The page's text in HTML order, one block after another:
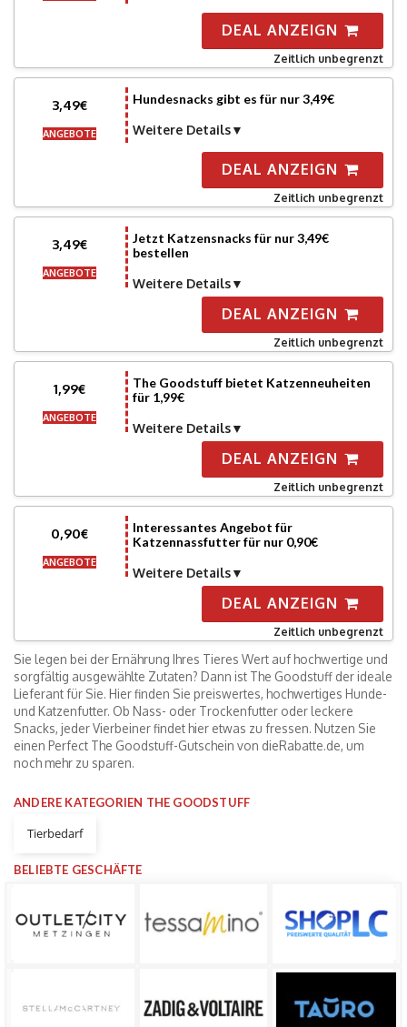
DEAL ANZEIGN
Zeitlich unbegrenzt
3,49€
ANGEBOTE
Hundesnacks gibt es für nur 3,49€
Weitere Details
DEAL ANZEIGN
Zeitlich unbegrenzt
3,49€
ANGEBOTE
Jetzt Katzensnacks für nur 3,49€
bestellen
Weitere Details
DEAL ANZEIGN
Zeitlich unbegrenzt
1,99€
ANGEBOTE
The Goodstuff bietet Katzenneuheiten
für 1,99€
Weitere Details
DEAL ANZEIGN
Zeitlich unbegrenzt
0,90€
ANGEBOTE
Interessantes Angebot für
Katzennassfutter für nur 0,90€
Weitere Details
DEAL ANZEIGN
Zeitlich unbegrenzt
Sie legen bei der Ernährung Ihres Tieres Wert auf hochwertige und
sorgfältig ausgewählte Zutaten? Dann ist The Goodstuff der ideale
Lieferant für Sie. Hier finden Sie preiswertes, hochwertiges Hunde-
und Katzenfutter. Ob Nass- oder Trockenfutter oder leckere
Snacks, jeder Vierbeiner findet hier etwas zu fressen. Nutzen Sie
einen Perfect The Goodstuff-Gutschein von dieRabatte.de, um
noch mehr zu sparen.
ANDERE KATEGORIEN THE GOODSTUFF
Tierbedarf
BELIEBTE GESCHÄFTE